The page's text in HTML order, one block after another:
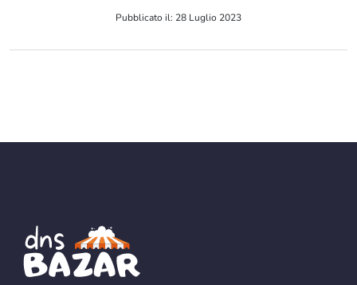
Pubblicato il: 28 Luglio 2023